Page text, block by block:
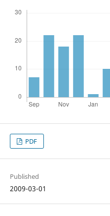
PDF
Published
2009-03-01